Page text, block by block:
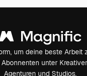
um deine beste Arbeit
unter
Agenturen und Studios.